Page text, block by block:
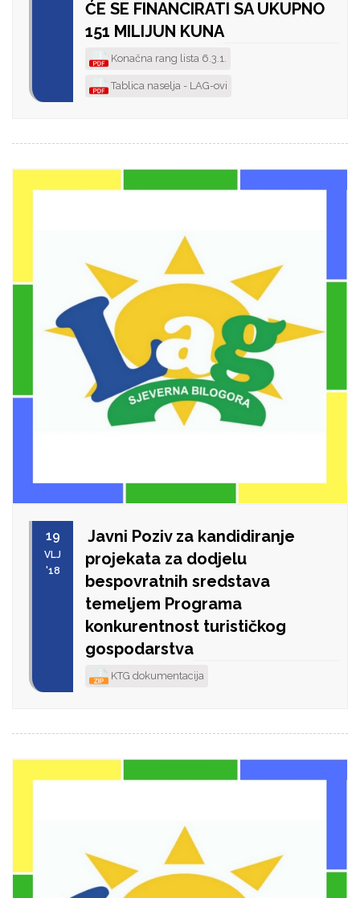
ĆE SE FINANCIRATI SA UKUPNO
151 MILIJUN KUNA
Konačna rang lista 6.3.1.
Tablica naselja - LAG-ovi
19
VLJ
'18
Javni Poziv za kandidiranje
projekata za dodjelu
bespovratnih sredstava
temeljem Programa
konkurentnost turističkog
gospodarstva
KTG dokumentacija